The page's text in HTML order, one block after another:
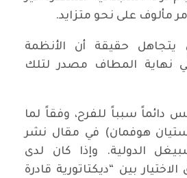
مألوف على نحو متزايد.
يتجاهل حقيقة أن الأنظمة
نهاية المطاف مصدر لتلك
سبباً للفرح، وفقاً لما
هوفمان) في مقال نشر
الدولية. وإذا كان لدى
بين “ديكتاتورية قادرة